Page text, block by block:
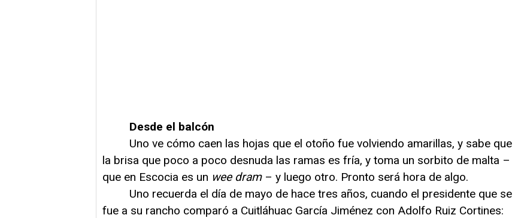
Desde el balcón
Uno ve cómo caen las hojas que el otoño fue volviendo amarillas, y sabe que
la brisa que poco a poco desnuda las ramas es fría, y toma un sorbito de malta –
que en Escocia es un wee dram– y luego otro. Pronto será hora de algo.
Uno recuerda el día de mayo de hace tres años, cuando el presidente que se
fue a su rancho comparó a Cuitláhuac García Jiménez con Adolfo Ruiz Cortines: